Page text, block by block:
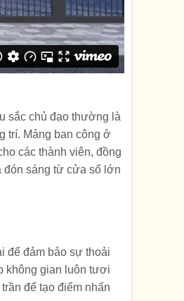
sắc chủ đạo thường là
trí. Mảng ban công ở
các thành viên, đồng
đón sáng từ cửa sổ lớn
để đảm bảo sự thoải
không gian luôn tươi
để tạo điểm nhấn